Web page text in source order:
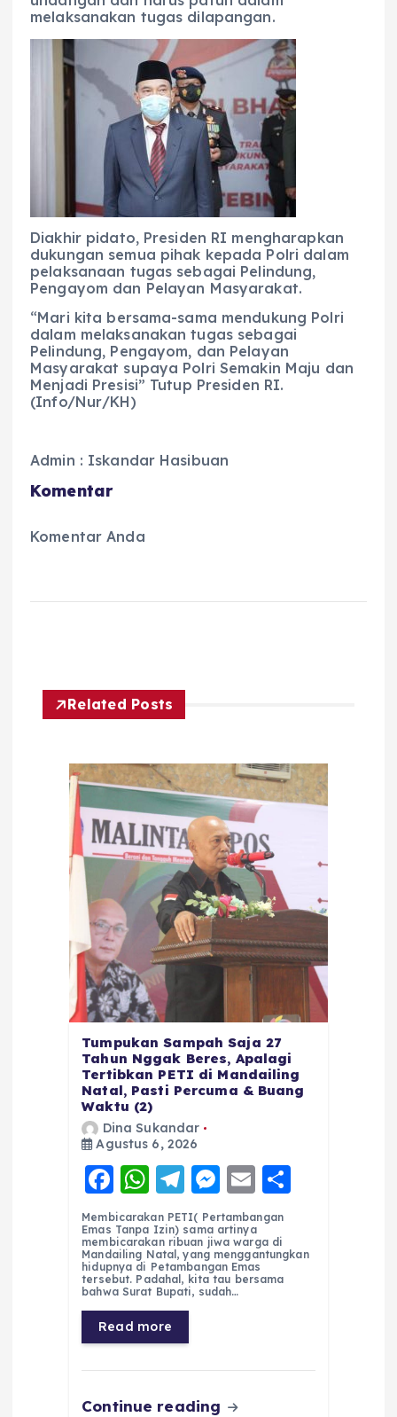
melaksanakan tugas dilapangan.
Diakhir pidato, Presiden RI mengharapkan
dukungan semua pihak kepada Polri dalam
pelaksanaan tugas sebagai Pelindung,
Pengayom dan Pelayan Masyarakat.
“Mari kita bersama-sama mendukung Polri
dalam melaksanakan tugas sebagai
Pelindung, Pengayom, dan Pelayan
Masyarakat supaya Polri Semakin Maju dan
Menjadi Presisi” Tutup Presiden RI.
(Info/Nur/KH)
Admin : Iskandar Hasibuan
Komentar
Komentar Anda
Related Posts
Tumpukan Sampah Saja 27
Tahun Nggak Beres, Apalagi
Tertibkan PETI di Mandailing
Natal, Pasti Percuma & Buang
Waktu (2)
Dina Sukandar
Agustus 6, 2026
F
a
c
e
b
o
o
k
W
h
a
ts
A
p
p
T
el
e
g
r
a
m
M
e
ss
e
n
E
m
ai
l
re
Membicarakan PETI( Pertambangan
Emas Tanpa Izin) sama artinya
membicarakan ribuan jiwa warga di
Mandailing Natal, yang menggantungkan
hidupnya di Petambangan Emas
tersebut. Padahal, kita tau bersama
bahwa Surat Bupati, sudah…
Read more
Continue reading